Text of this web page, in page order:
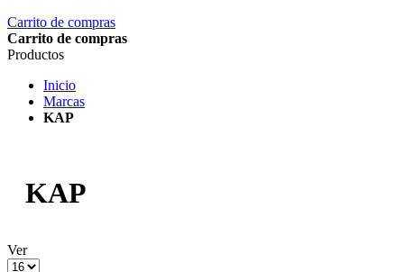
Carrito de compras
Carrito de compras
Productos
Inicio
Marcas
KAP
KAP
Ver